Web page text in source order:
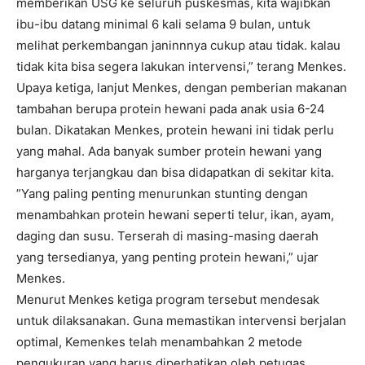
ibu-ibu datang minimal 6 kali selama 9 bulan, untuk
melihat perkembangan janinnnya cukup atau tidak. kalau
tidak kita bisa segera lakukan intervensi,” terang Menkes.
Upaya ketiga, lanjut Menkes, dengan pemberian makanan
tambahan berupa protein hewani pada anak usia 6-24
bulan. Dikatakan Menkes, protein hewani ini tidak perlu
yang mahal. Ada banyak sumber protein hewani yang
harganya terjangkau dan bisa didapatkan di sekitar kita.
”Yang paling penting menurunkan stunting dengan
menambahkan protein hewani seperti telur, ikan, ayam,
daging dan susu. Terserah di masing-masing daerah
yang tersedianya, yang penting protein hewani,” ujar
Menkes.
Menurut Menkes ketiga program tersebut mendesak
untuk dilaksanakan. Guna memastikan intervensi berjalan
optimal, Kemenkes telah menambahkan 2 metode